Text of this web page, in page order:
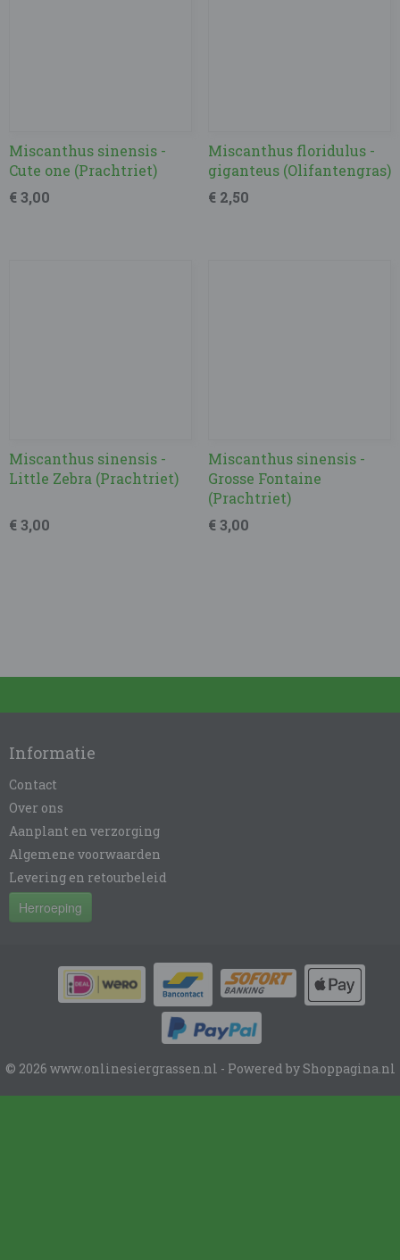
Miscanthus sinensis -
Cute one (Prachtriet)
€ 3,00
Miscanthus floridulus -
giganteus (Olifantengras)
€ 2,50
Miscanthus sinensis -
Little Zebra (Prachtriet)
€ 3,00
Miscanthus sinensis -
Grosse Fontaine
(Prachtriet)
€ 3,00
Informatie
Contact
Over ons
Aanplant en verzorging
Algemene voorwaarden
Levering en retourbeleid
Herroeping
© 2026 www.onlinesiergrassen.nl - Powered by Shoppagina.nl